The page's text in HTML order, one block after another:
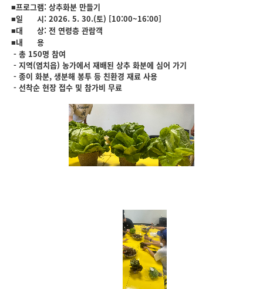
■프로그램: 상추화분 만들기
■일 시: 2026. 5. 30.(토) [10:00~16:00]
■대 상: 전 연령층 관람객
■내 용
- 총 150명 참여
- 지역(염치읍) 농가에서 재배된 상추 화분에 심어 가기
- 종이 화분, 생분해 봉투 등 친환경 재료 사용
- 선착순 현장 접수 및 참가비 무료